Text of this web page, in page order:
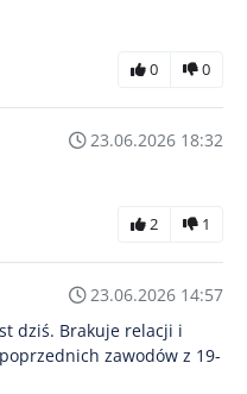
0 0
23.06.2026 18:32
2 1
23.06.2026 14:57
dziś. Brakuje relacji i
zawodów z 19-